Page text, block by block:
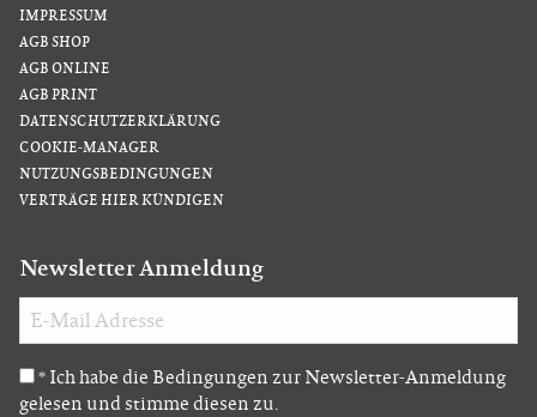
IMPRESSUM
AGB SHOP
AGB ONLINE
AGB PRINT
DATENSCHUTZERKLÄRUNG
COOKIE-MANAGER
NUTZUNGSBEDINGUNGEN
VERTRÄGE HIER KÜNDIGEN
Newsletter Anmeldung
* Ich habe die Bedingungen zur Newsletter-Anmeldung
gelesen und stimme diesen zu.